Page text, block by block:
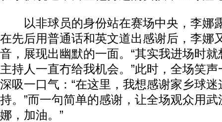
以非球员的身份站在赛场中央，李娜
在先后用普通话和英文道出感谢后，李娜
音，展现出幽默的一面。“其实我进场时
主持人一直冇给我机会。”此时，全场笑
深吸一口气：“在这里，我想感谢家乡球
持。”而一句简单的感谢，让全场观众用武
娜，加油。”